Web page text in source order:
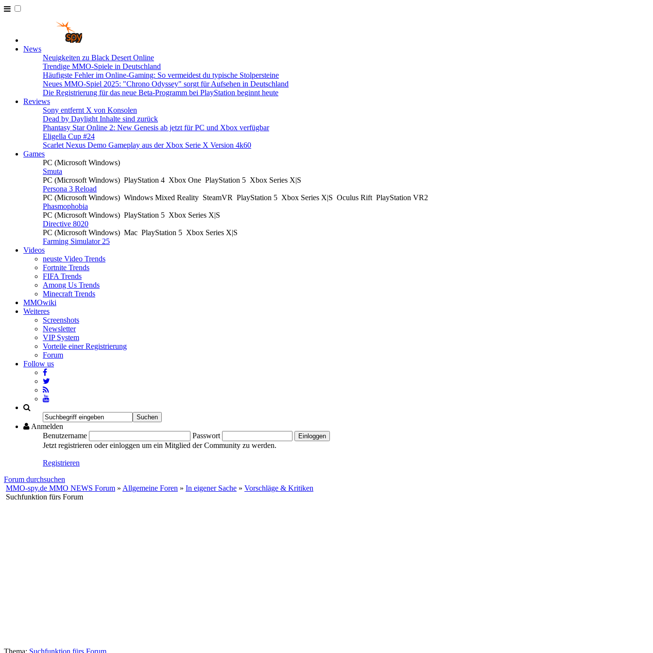
News
Neuigkeiten zu Black Desert Online
Trendige MMO-Spiele in Deutschland
Häufigste Fehler im Online-Gaming: So vermeidest du typische Stolpersteine
Neues MMO-Spiel 2025: "Chrono Odyssey" sorgt für Aufsehen in Deutschland
Die Registrierung für das neue Beta-Programm bei PlayStation beginnt heute
Reviews
Sony entfernt X von Konsolen
Dead by Daylight Inhalte sind zurück
Phantasy Star Online 2: New Genesis ab jetzt für PC und Xbox verfügbar
Eligella Cup #24
Scarlet Nexus Demo Gameplay aus der Xbox Serie X Version 4k60
Games
PC (Microsoft Windows)
Smuta
PC (Microsoft Windows) PlayStation 4 Xbox One PlayStation 5 Xbox Series X|S
Persona 3 Reload
PC (Microsoft Windows) Windows Mixed Reality SteamVR PlayStation 5 Xbox Series X|S Oculus Rift PlayStation VR2
Phasmophobia
PC (Microsoft Windows) PlayStation 5 Xbox Series X|S
Directive 8020
PC (Microsoft Windows) Mac PlayStation 5 Xbox Series X|S
Farming Simulator 25
Videos
neuste Video Trends
Fortnite Trends
FIFA Trends
Among Us Trends
Minecraft Trends
MMOwiki
Weiteres
Screenshots
Newsletter
VIP System
Vorteile einer Registrierung
Forum
Follow us
Anmelden
Benutzername
Passwort
Jetzt registrieren oder einloggen um ein Mitglied der Community zu werden.
Registrieren
Forum durchsuchen
MMO-spy.de MMO NEWS Forum » Allgemeine Foren » In eigener Sache » Vorschläge & Kritiken
Suchfunktion fürs Forum
Thema: Suchfunktion fürs Forum